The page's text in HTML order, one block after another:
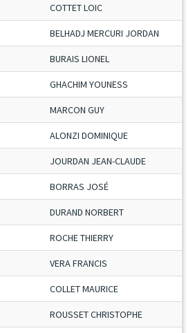
COTTET LOIC
BELHADJ MERCURI JORDAN
BURAIS LIONEL
GHACHIM YOUNESS
MARCON GUY
ALONZI DOMINIQUE
JOURDAN JEAN-CLAUDE
BORRAS JOSÉ
DURAND NORBERT
ROCHE THIERRY
VERA FRANCIS
COLLET MAURICE
ROUSSET CHRISTOPHE